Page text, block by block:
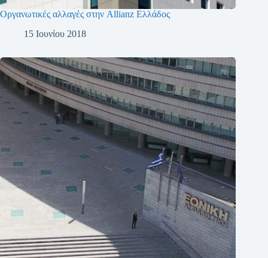
Οργανωτικές αλλαγές στην Allianz Ελλάδος
15 Ιουνίου 2018